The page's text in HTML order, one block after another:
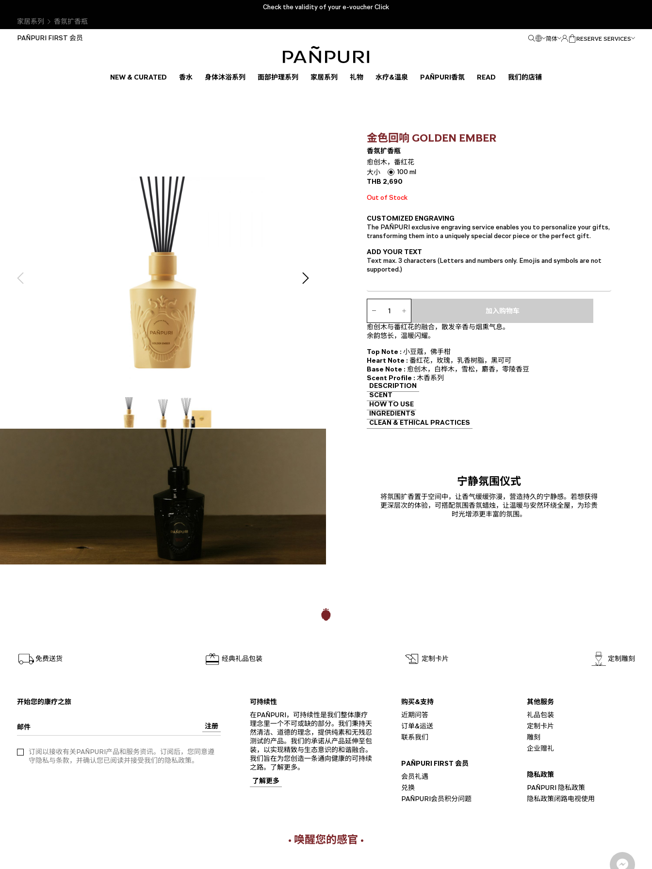
Check the validity of your e-voucher Click
家居系列
香氛扩香瓶
PAÑPURI FIRST 会员
简体 RESERVE SERVICES
NEW & CURATED 香水 身体沐浴系列 面部护理系列 家居系列 礼物 水疗&温泉 PAÑPURI香氛 READ 我们的店铺
金色回响 GOLDEN EMBER
香氛扩香瓶
愈创木，番红花
大小
100 ml
THB 2,690
Out of Stock
CUSTOMIZED ENGRAVING
The PAÑPURI exclusive engraving service enables you to personalize your gifts,
transforming them into a uniquely special decor piece or the perfect gift.
ADD YOUR TEXT
Text max. 3 characters (Letters and numbers only. Emojis and symbols are not
supported.)
香
氛
香
瓶
量
加入购物车
愈创木与番红花的融合，散发辛香与烟熏气息。
余韵悠长，温暖闪耀。
Top Note :小豆蔻，佛手柑
Heart Note :番红花，玫瑰，乳香树脂，黑可可
Base Note :愈创木，白桦木，雪松，麝香，零陵香豆
Scent Profile :木香系列
DESCRIPTION
SCENT
HOW TO USE
INGREDIENTS
CLEAN & ETHICAL PRACTICES
宁静氛围仪式
将氛围扩香置于空间中，让香气缓缓弥漫，营造持久的宁静感。若想获得
更深层次的体验，可搭配氛围香氛蜡烛，让温暖与安然环绕全屋，为珍贵
时光增添更丰富的氛围。
免费送货 经典礼品包装 定制卡片 定制雕刻
可持续性
在PAÑPURI，可持续性是我们整体康疗
理念里一个不可或缺的部分。我们秉持天
然清洁、道德的理念，提供纯素和无残忍
测试的产品。我们的承诺从产品延伸至包
装，以实现精致与生态意识的和谐融合。
我们旨在为您创造一条通向健康的可持续
之路。了解更多。
了解更多
购买&支持
近期问答
订单&运送
联系我们
其他服务
礼品包装
定制卡片
雕刻
企业赠礼
PAÑPURI FIRST 会员
会员礼遇
兑换
PAÑPURI会员积分问题
隐私政策
PAÑPURI 隐私政策
隐私政策闭路电视使用
开始您的康疗之旅
邮件 注册
订阅以接收有关PAÑPURI产品和服务资讯。订阅后，您同意遵
守隐私与条款，并确认您已阅读并接受我们的隐私政策。
• 唤醒您的感官 •